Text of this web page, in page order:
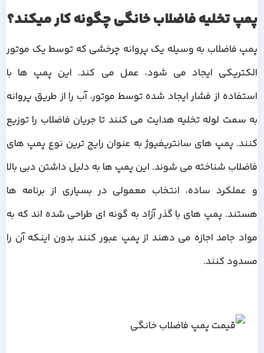
پمپ تخلیه فاضلاب خانگی چگونه کار میکند؟
پمپ فاضلاب به وسیله یک پروانه چرخشی که توسط یک موتور
الکتریکی ایجاد می شود، عمل می کند. این پمپ ها با
استفاده از فشار ایجاد شده توسط موتور، آب را از طریق پروانه
به سمت لوله تخلیه هدایت می کنند تا جریان فاضلاب را توزیع
کنند. پمپ های سانتریفیوژ به عنوان رایج ترین نوع پمپ های
فاضلاب شناخته می شوند. این پمپ ها به دلیل داشتن دبی بالا
و عملکرد ساده، انتخاب معمولی در بسیاری از برنامه ها
هستند. پمپ های با گذر آزاد به گونه ای طراحی شده اند که به
مواد جامد اجازه می دهند از پمپ عبور کنند بدون اینکه آن را
مسدود کنند.